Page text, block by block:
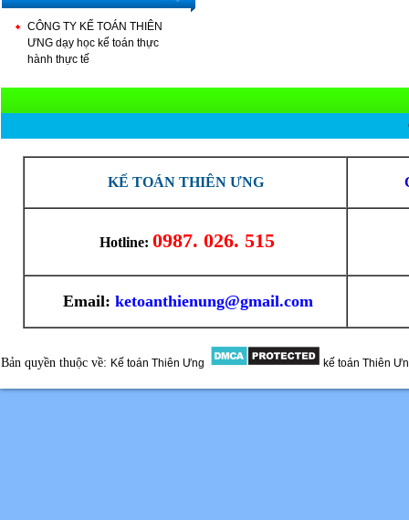
CÔNG TY KẾ TOÁN THIÊN
ƯNG dạy học kế toán thực
hành thực tế
KẾ TOÁN THIÊN ƯNG
Hotline: 0987. 026. 515
Email: ketoanthienung@gmail.com
Bản quyền thuộc về: Kế toán Thiên Ưng kế toán Thiên